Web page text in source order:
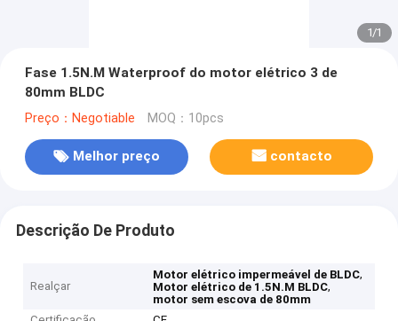
1/1
Fase 1.5N.M Waterproof do motor elétrico 3 de
80mm BLDC
Preço：Negotiable MOQ：10pcs
Melhor preço contacto
Descrição De Produto
Realçar
Motor elétrico impermeável de BLDC,
Motor elétrico de 1.5N.M BLDC,
motor sem escova de 80mm